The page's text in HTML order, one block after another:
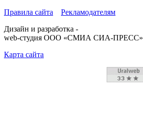
Правила сайта
Рекламодателям
Дизайн и разработка -
web-студия ООО «СМИА СИА-ПРЕСС»
Карта сайта